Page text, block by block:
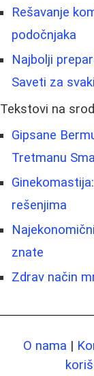
Rešavanje
podočnjaka
Najbolji
Saveti za
Tekstovi na
Gipsane
Tretmanu
rešenjima
znate
Zdrav način
O nama |